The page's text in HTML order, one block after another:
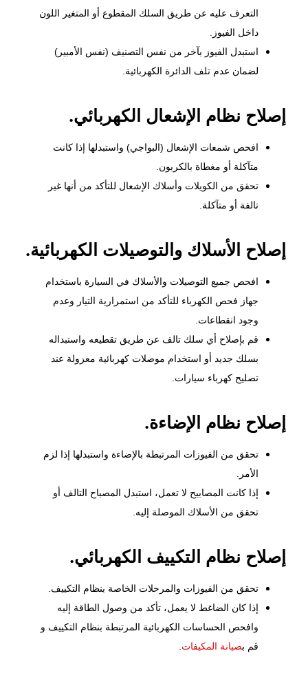
التعرف عليه عن طريق السلك المقطوع أو المتغير اللون
داخل الفيوز.
استبدل الفيوز بآخر من نفس التصنيف (نفس الأمبير)
لضمان عدم تلف الدائرة الكهربائية.
إصلاح نظام الإشعال الكهربائي.
افحص شمعات الإشعال (البواجي) واستبدلها إذا كانت
متآكلة أو مغطاة بالكربون.
تحقق من الكويلات وأسلاك الإشعال للتأكد من أنها غير
تالفة أو متآكلة.
إصلاح الأسلاك والتوصيلات الكهربائية.
افحص جميع التوصيلات والأسلاك في السيارة باستخدام
جهاز فحص الكهرباء للتأكد من استمرارية التيار وعدم
وجود انقطاعات.
قم بإصلاح أي سلك تالف عن طريق تقطيعه واستبداله
بسلك جديد أو استخدام موصلات كهربائية معزولة عند
تصليح كهرباء سيارات.
إصلاح نظام الإضاءة.
تحقق من الفيوزات المرتبطة بالإضاءة واستبدلها إذا لزم
الأمر.
إذا كانت المصابيح لا تعمل، استبدل المصباح التالف أو
تحقق من الأسلاك الموصلة إليه.
إصلاح نظام التكييف الكهربائي.
تحقق من الفيوزات والمرحلات الخاصة بنظام التكييف.
إذا كان الضاغط لا يعمل، تأكد من وصول الطاقة إليه
وافحص الحساسات الكهربائية المرتبطة بنظام التكييف و
قم بصيانة المكيفات